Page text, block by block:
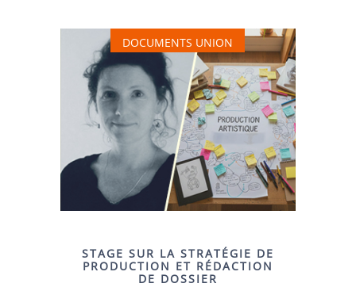
DOCUMENTS UNION
STAGE SUR LA STRATÉGIE DE
PRODUCTION ET RÉDACTION
DE DOSSIER